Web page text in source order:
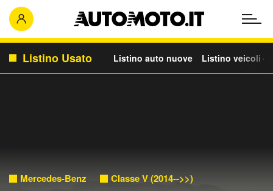
Listino Usato Listino auto nuove Listino veicoli
Mercedes-Benz Classe V (2014-->>)